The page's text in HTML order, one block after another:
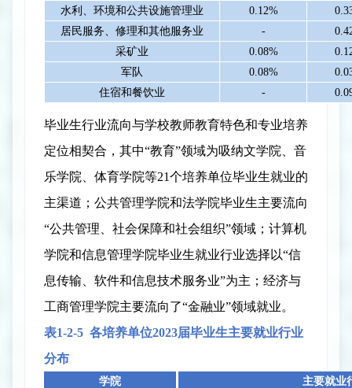
水利、环境和公共设施管理业
0.12%
居民服务、修理和其他服务业
-
采矿业
0.08%
军队
0.08%
住宿和餐饮业
-
毕业生行业流向与学校教师教育特色和专业培养
定位相契合，其中“教育”领域为吸纳文学院、音
乐学院、体育学院等21个培养单位毕业生就业的
主渠道；公共管理学院和法学院毕业生主要流向
“公共管理、社会保障和社会组织”领域；计算机
学院和信息管理学院毕业生就业行业选择以“信
息传输、软件和信息技术服务业”为主；经济与
工商管理学院主要流向了“金融业”领域就业。
表1-2-5 各培养单位2023届毕业生主要就业行业
分布
学院
主要就业